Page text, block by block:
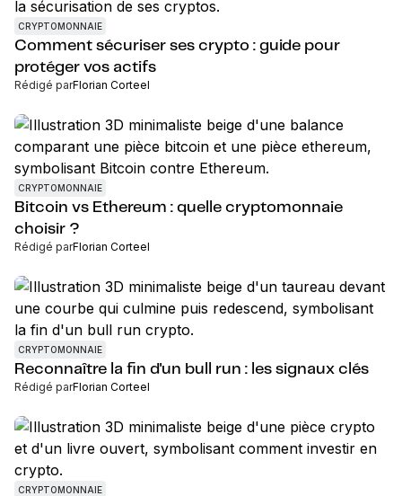
CRYPTOMONNAIE
Comment sécuriser ses crypto : guide pour
protéger vos actifs
Rédigé parFlorian Corteel
CRYPTOMONNAIE
Bitcoin vs Ethereum : quelle cryptomonnaie
choisir ?
Rédigé parFlorian Corteel
CRYPTOMONNAIE
Reconnaître la fin d'un bull run : les signaux clés
Rédigé parFlorian Corteel
CRYPTOMONNAIE